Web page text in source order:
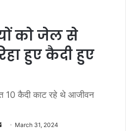
को जेल से
हुए कैदी हुए
10 कैदी काट रहे थे आजीवन
March 31, 2024